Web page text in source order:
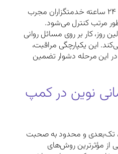
بیمار در این دوره تحت نظارت ۲۴ ساعته خدمتگزاران مجرب
طور مرتب کنترل می‌شود.
روز، کار بر روی مسائل روانی
این یکپارچگی مراقبت،
در این مرحله دشوار تضمین
نوین در کمپ
تک‌بعدی و محدود به صحبت
از مؤثرترین روش‌های